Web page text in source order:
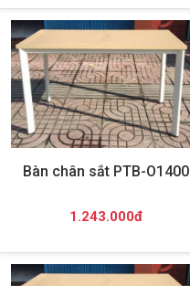
Bàn chân sắt PTB-O1400
1.243.000đ